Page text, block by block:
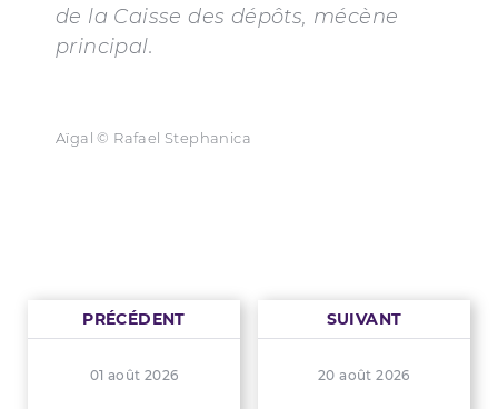
de la Caisse des dépôts, mécène
principal.
Aïgal © Rafael Stephanica
PRÉCÉDENT
01 août 2026
SUIVANT
20 août 2026